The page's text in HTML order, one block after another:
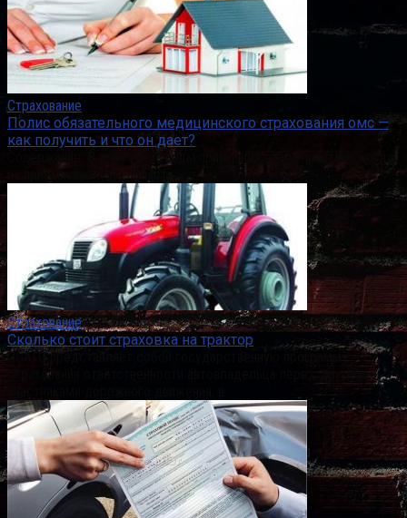
Страхование
Полис обязательного медицинского страхования омс —
как получить и что он дает?
Содержание: В последние годы привычной стала практика, когда
на прием к врачу не попасть
Страхование
Сколько стоит страховка на трактор
ОСАГО представляет собой государственную программу
страхования ответственности автовладельца перед другими